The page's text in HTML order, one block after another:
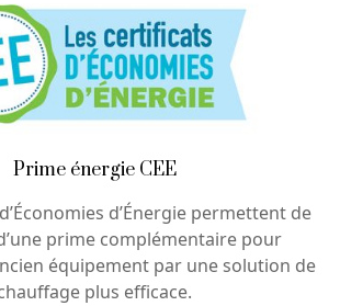
Prime énergie CEE
d’Énergie permettent de
prime complémentaire pour
équipement par une solution de
plus efficace.